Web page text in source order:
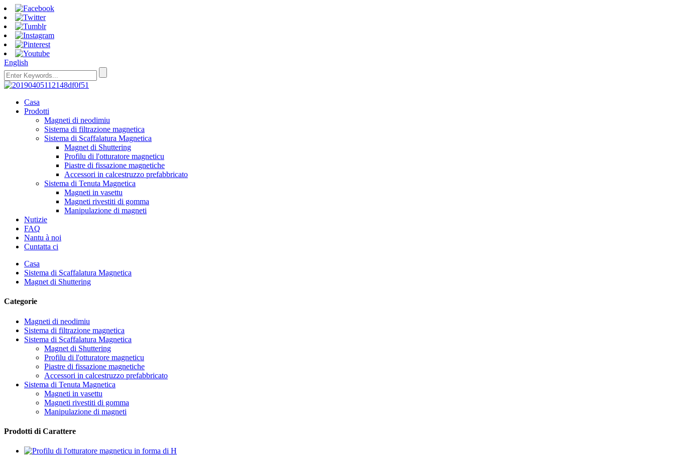
English
Casa
Prodotti
Magneti di neodimiu
Sistema di filtrazione magnetica
Sistema di Scaffalatura Magnetica
Magnet di Shuttering
Profilu di l'otturatore magneticu
Piastre di fissazione magnetiche
Accessori in calcestruzzo prefabbricato
Sistema di Tenuta Magnetica
Magneti in vasettu
Magneti rivestiti di gomma
Manipulazione di magneti
Nutizie
FAQ
Nantu à noi
Cuntatta ci
Casa
Sistema di Scaffalatura Magnetica
Magnet di Shuttering
Categorie
Magneti di neodimiu
Sistema di filtrazione magnetica
Sistema di Scaffalatura Magnetica
Magnet di Shuttering
Profilu di l'otturatore magneticu
Piastre di fissazione magnetiche
Accessori in calcestruzzo prefabbricato
Sistema di Tenuta Magnetica
Magneti in vasettu
Magneti rivestiti di gomma
Manipulazione di magneti
Prodotti di Carattere